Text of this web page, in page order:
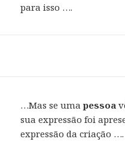
para isso ….
…Mas se umapessoa
sua expressão foi
expressão da criação ….